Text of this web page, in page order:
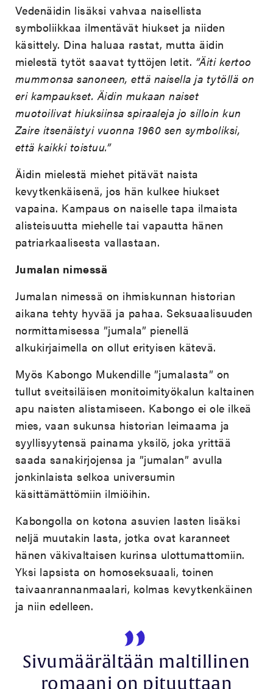
Vedenäidin lisäksi vahvaa naisellista
symboliikkaa ilmentävät hiukset ja niiden
käsittely. Dina haluaa rastat, mutta äidin
mielestä tytöt saavat tyttöjen letit. ”Äiti kertoo
mummonsa sanoneen, että naisella ja tytöllä on
eri kampaukset. Äidin mukaan naiset
muotoilivat hiuksiinsa spiraaleja jo silloin kun
Zaire itsenäistyi vuonna 1960 sen symboliksi,
että kaikki toistuu.”
Äidin mielestä miehet pitävät naista
kevytkenkäisenä, jos hän kulkee hiukset
vapaina. Kampaus on naiselle tapa ilmaista
alisteisuutta miehelle tai vapautta hänen
patriarkaalisesta vallastaan.
Jumalan nimessä
Jumalan nimessä on ihmiskunnan historian
aikana tehty hyvää ja pahaa. Seksuaalisuuden
normittamisessa ”jumala” pienellä
alkukirjaimella on ollut erityisen kätevä.
Myös Kabongo Mukendille ”jumalasta” on
tullut sveitsiläisen monitoimityökalun kaltainen
apu naisten alistamiseen. Kabongo ei ole ilkeä
mies, vaan sukunsa historian leimaama ja
syyllisyytensä painama yksilö, joka yrittää
saada sanakirjojensa ja ”jumalan” avulla
jonkinlaista selkoa universumin
käsittämättömiin ilmiöihin.
Kabongolla on kotona asuvien lasten lisäksi
neljä muutakin lasta, jotka ovat karanneet
hänen väkivaltaisen kurinsa ulottumattomiin.
Yksi lapsista on homoseksuaali, toinen
taivaanrannanmaalari, kolmas kevytkenkäinen
ja niin edelleen.
Sivumäärältään maltillinen
romaani on pituuttaan